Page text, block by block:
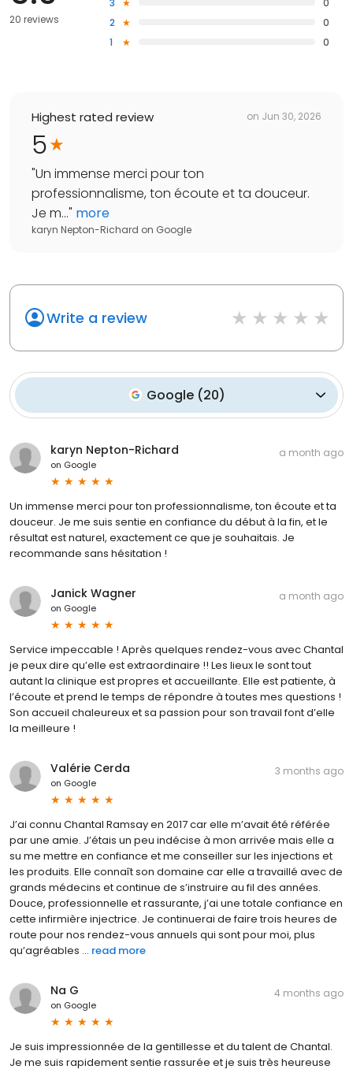
20 reviews
3
0
2
0
1
0
Highest rated review on Jun 30, 2026
5
"Un immense merci pour ton
professionnalisme, ton écoute et ta douceur.
Je m..." more
karyn Nepton-Richard on Google
Write a review
Google (20)
karyn Nepton-Richard
on Google
a month ago
Un immense merci pour ton professionnalisme, ton écoute et ta
douceur. Je me suis sentie en confiance du début à la fin, et le
résultat est naturel, exactement ce que je souhaitais. Je
recommande sans hésitation !
Janick Wagner
on Google
a month ago
Service impeccable ! Après quelques rendez-vous avec Chantal
je peux dire qu’elle est extraordinaire !! Les lieux le sont tout
autant la clinique est propres et accueillante. Elle est patiente, à
l’écoute et prend le temps de répondre à toutes mes questions !
Son accueil chaleureux et sa passion pour son travail font d’elle
la meilleure !
Valérie Cerda
on Google
3 months ago
J’ai connu Chantal Ramsay en 2017 car elle m’avait été référée
par une amie. J’étais un peu indécise à mon arrivée mais elle a
su me mettre en confiance et me conseiller sur les injections et
les produits. Elle connaît son domaine car elle a travaillé avec de
grands médecins et continue de s’instruire au fil des années.
Douce, professionnelle et rassurante, j’ai une totale confiance en
cette infirmière injectrice. Je continuerai de faire trois heures de
route pour nos rendez-vous annuels qui sont pour moi, plus
qu’agréables ... read more
Na G
on Google
4 months ago
Je suis impressionnée de la gentillesse et du talent de Chantal.
Je me suis rapidement sentie rassurée et je suis très heureuse